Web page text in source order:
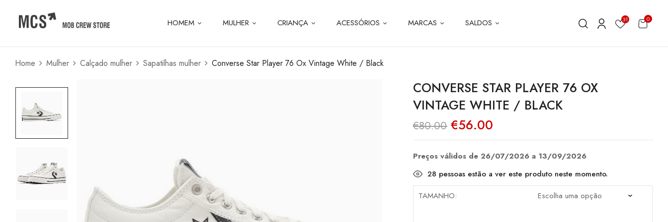
HOMEM MULHER CRIANÇA ACESSÓRIOS MARCAS SALDOS 31 0
Home Mulher Calçado mulher Sapatilhas mulher Converse Star Player 76 Ox Vintage White / Black
CONVERSE STAR PLAYER 76 OX
VINTAGE WHITE / BLACK
€80.00 O
preço
original
€80.00.
€56.00
atual
€56.00.
Preços válidos de 26/07/2026 a 13/09/2026
28 pessoas estão a ver este produto neste momento.
TAMANHO